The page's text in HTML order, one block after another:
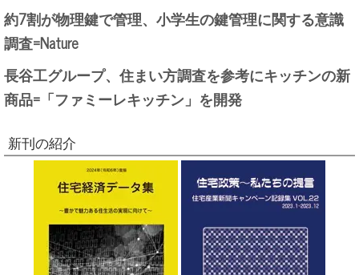
約7割が物理鍵で管理、小学生の鍵管理に関する意識
調査=Nature
長谷工グループ、住まい方調査を参考にキッチンの新
商品=「ファミーレキッチン」を開発
新刊の紹介